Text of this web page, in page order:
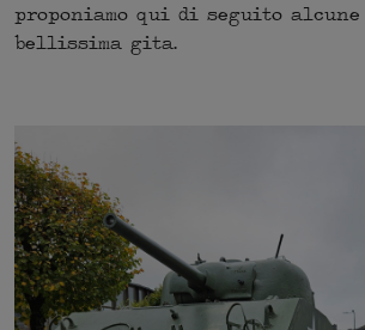
proponiamo qui di seguito
bellissima gita.